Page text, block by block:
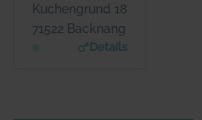
Kuchengrund 18
71522 Backnang
Details
Herr Uwe Junk
www.elpo.de